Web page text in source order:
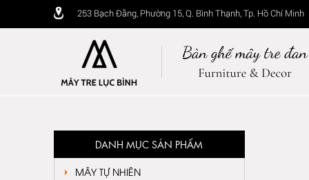
253 Bạch Đằng, Phường 15, Q. Bình Thạnh, Tp. Hồ Chí Minh
DANH MỤC SẢN PHẨM
MÂY TỰ NHIÊN